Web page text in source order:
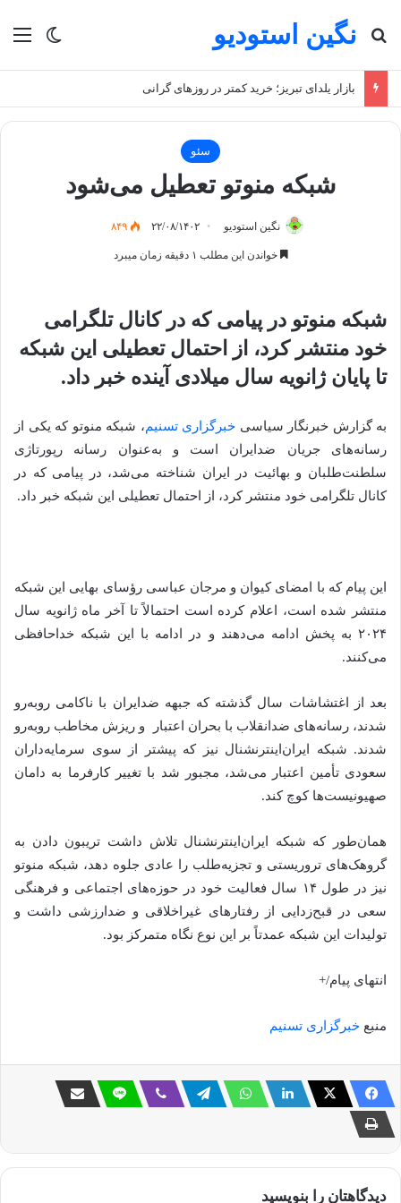
تغییر نگین استودیو
جستجو برای
بازار یلدای تبریز؛ خرید کمتر در روزهای گرانی
سئو
شبکه منوتو تعطیل می‌شود
نگین استودیو ۲۲/۰۸/۱۴۰۲ ۸۴۹
خواندن این مطلب ۱ دقیقه زمان میبرد
شبکه منوتو در پیامی که در کانال تلگرامی
خود منتشر کرد، از احتمال تعطیلی این شبکه
تا پایان ژانویه سال میلادی آینده خبر داد.
به گزارش خبرنگار سیاسی خبرگزاری تسنیم، شبکه منوتو که یکی از
رسانه‌های جریان ضدایران است و به‌عنوان رسانه رپورتاژی
سلطنت‌طلبان و بهائیت در ایران شناخته می‌شد، در پیامی که در
کانال تلگرامی خود منتشر کرد، از احتمال تعطیلی این شبکه خبر داد.
این پیام که با امضای کیوان و مرجان عباسی رؤسای بهایی این شبکه
منتشر شده است، اعلام کرده است احتمالاً تا آخر ماه ژانویه سال
۲۰۲۴ به پخش ادامه می‌دهند و در ادامه با این شبکه خداحافظی
می‌کنند.
بعد از اغتشاشات سال گذشته که جبهه ضدایران با ناکامی روبه‌رو
شدند، رسانه‌های ضدانقلاب با بحران اعتبار و ریزش مخاطب روبه‌رو
شدند. شبکه ایران‌اینترنشنال نیز که پیشتر از سوی سرمایه‌داران
سعودی تأمین اعتبار می‌شد، مجبور شد با تغییر کارفرما به دامان
صهیونیست‌ها کوچ کند.
همان‌طور که شبکه ایران‌اینترنشنال تلاش داشت تریبون دادن به
گروهک‌های تروریستی و تجزیه‌طلب را عادی جلوه دهد، شبکه منوتو
نیز در طول ۱۴ سال فعالیت خود در حوزه‌های اجتماعی و فرهنگی
سعی در قبح‌زدایی از رفتارهای غیراخلاقی و ضدارزشی داشت و
تولیدات این شبکه عمدتاً بر این نوع نگاه متمرکز بود.
انتهای پیام/+
منبع خبرگزاری تسنیم
دیدگاهتان را بنویسید